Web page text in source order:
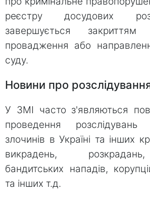
реєстру досудових
завершується закриттям
провадження або
суду.
Новини про
У ЗМІ часто з'являються
проведення розслідувань
злочинів в Україні та інших
викрадень,
бандитських нападів,
та інших т.д.